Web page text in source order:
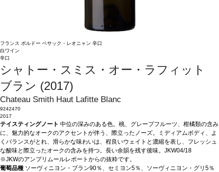
フランス ボルドー ペサック・レオニャン 辛口
白ワイン
辛口
シャトー・スミス・オー・ラフィット
ブラン (2017)
Chateau Smith Haut Lafitte Blanc
9242470
2017
テイスティングノート 中位の深みのある色。桃、グレープフルーツ、柑橘類の含み
に、魅力的なオークのアクセントが伴う、際立ったノーズ。ミディアムボディ、よ
くバランスがとれ、滑らかな味わいは、程良いウェイトと濃縮を表し、フレッシュ
な酸味と際立ったオークの含みを持つ。長い余韻を残す後味。JKW04/18
※JKWのアンプリムールレポートからの抜粋です。
葡萄品種 ソーヴィニヨン・ブラン90％、セミヨン5％、ソーヴィニヨン・グリ5％